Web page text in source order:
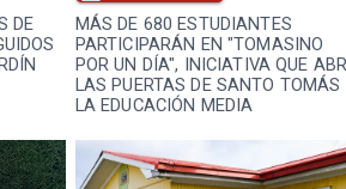
DE
MÁS DE 680 ESTUDIANTES
PARTICIPARÁN EN "TOMASINO
POR UN DÍA", INICIATIVA QUE
LAS PUERTAS DE SANTO TOMÁS
LA EDUCACIÓN MEDIA